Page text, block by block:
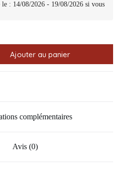
: 14/08/2026 - 19/08/2026 si vous
Ajouter au panier
complémentaires
Avis (0)